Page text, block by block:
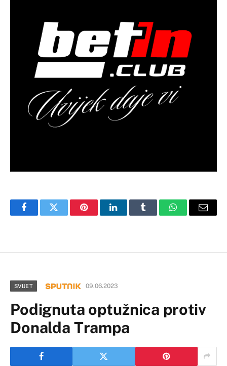
FacebookTwitter PinterestLinkedInTumblr WhatsAppEmail
SVIJET 09.06.2023
Podignuta optužnica protiv
Donalda Trampa